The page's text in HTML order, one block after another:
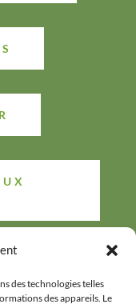
des technologies telles
des appareils. Le